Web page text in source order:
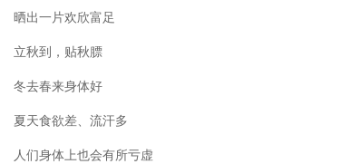
晒出一片欢欣富足
立秋到，贴秋膘
冬去春来身体好
夏天食欲差、流汗多
人们身体上也会有所亏虚